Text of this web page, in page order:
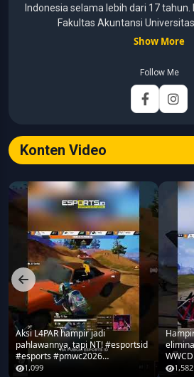
Indonesia selama lebih dari 17
Fakultas Akuntansi
menggabungkan kemampuan
pernah menangani berbagai peran,
marketing, business development,
Fokus utamanya adalah
informatif, mendalam, dan mudah
Show More
Follow Me
Konten Video
Aksi L4PAR hampir jadi
pahlawannya, tapi NT! #esportsid
#esports #pmwc2026
#pubgmobile #teamrrq
1,099 1,582